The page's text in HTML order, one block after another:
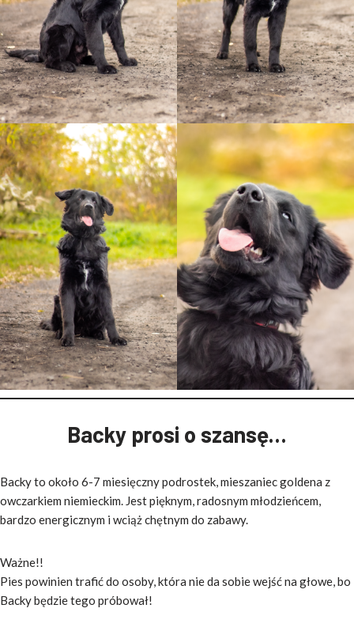
Backy prosi o szansę…
Backy to około 6-7 miesięczny podrostek, mieszaniec goldena z
owczarkiem niemieckim. Jest pięknym, radosnym młodzieńcem,
bardzo energicznym i wciąż chętnym do zabawy.
Ważne!!
Pies powinien trafić do osoby, która nie da sobie wejść na głowe, bo
Backy będzie tego próbował!